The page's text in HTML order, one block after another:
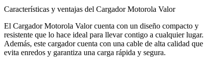
Características y ventajas del Cargador Motorola Valor
El Cargador Motorola Valor cuenta con un diseño compacto y
resistente que lo hace ideal para llevar contigo a cualquier lugar.
Además, este cargador cuenta con una cable de alta calidad que
evita enredos y garantiza una carga rápida y segura.